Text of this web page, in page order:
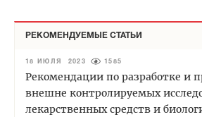
РЕКОМЕНДУЕМЫЕ СТАТЬИ
18 ИЮЛЯ 2023 1585
Рекомендации по разработке и
внешне контролируемых
лекарственных средств и